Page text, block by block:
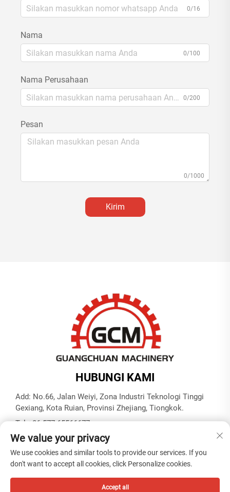
0/16
Nama
0/100
Nama Perusahaan
0/200
Pesan
0/1000
Kirim
HUBUNGI KAMI
Add: No.66, Jalan Weiyi, Zona Industri Teknologi Tinggi
Gexiang, Kota Ruian, Provinsi Zhejiang, Tiongkok.
Tel:+86-577-65566677
Surel:[email protected]
Kebijakan Privasi
We value your privacy
We use cookies and similar tools to provide our services. If you
don't want to accept all cookies, click Personalize cookies.
Accept all